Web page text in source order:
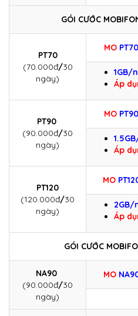
GÓI CƯỚC
PT70
(70.000đ/30
ngày)
MO PT70
1GB/
Áp
PT90
(90.000đ/30
ngày)
MO PT90
Áp
PT120
(120.000đ/30
ngày)
MO
2GB/
Áp
GÓI CƯỚC
NA90
(90.000đ/30
ngày)
MO